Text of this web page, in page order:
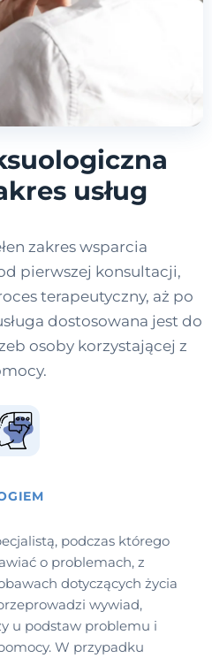
usług
zakres wsparcia
pierwszej konsultacji,
terapeutyczny, aż po
dostosowana jest do
osoby korzystającej z
podczas którego
o problemach, z
dotyczących życia
wywiad,
u podstaw problemu i
W przypadku